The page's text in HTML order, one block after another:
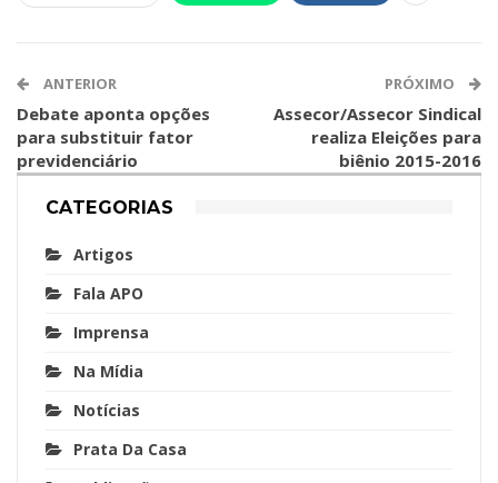
ANTERIOR
Debate aponta opções
para substituir fator
previdenciário
PRÓXIMO
Assecor/Assecor Sindical
realiza Eleições para
biênio 2015-2016
CATEGORIAS
Artigos
Fala APO
Imprensa
Na Mídia
Notícias
Prata Da Casa